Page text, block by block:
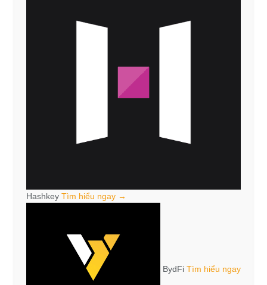
Hashkey Tìm hiểu ngay →
BydFi Tìm hiểu ngay